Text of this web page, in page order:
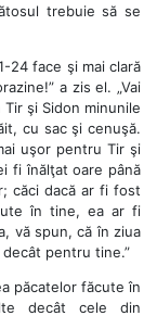
trebuie să se
24 face şi mai clară
a zis el. „Vai
şi Sidon minunile
cu sac şi cenuşă.
uşor pentru Tir şi
fi înălţat oare până
căci dacă ar fi fost
în tine, ea ar fi
vă spun, că în ziua
pentru tine.”
păcatelor făcute în
decât cele din